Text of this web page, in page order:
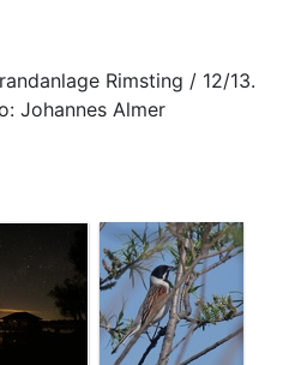
Rimsting / 12/13.
Johannes Almer